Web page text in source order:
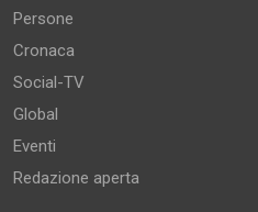
Persone
Cronaca
Social-TV
Global
Eventi
Redazione aperta